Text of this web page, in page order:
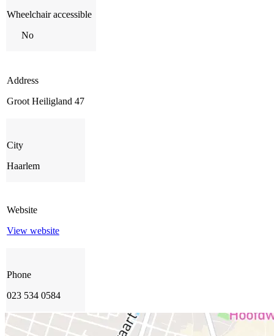
Wheelchair accessible
No
Address
Groot Heiligland 47
City
Haarlem
Website
View website
Phone
023 534 0584